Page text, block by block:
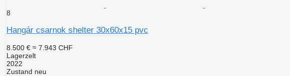
8
Hangár csarnok shelter 30x60x15 pvc
8.500 € ≈ 7.943 CHF
Lagerzelt
2022
Zustand neu